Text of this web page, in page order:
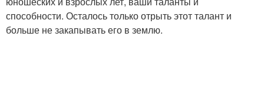
способности. Осталось только отрыть этот талант и
больше не закапывать его в землю.